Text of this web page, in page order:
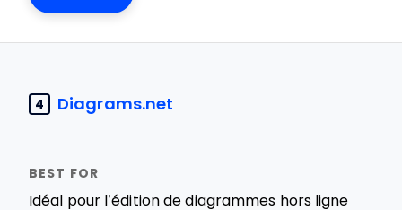
4 Diagrams.net
Idéal pour l’édition de diagrammes hors ligne